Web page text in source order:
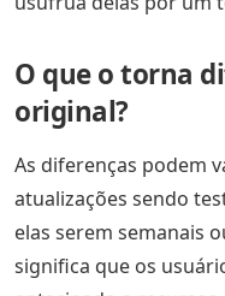
O que o torna
original?
As diferenças podem
atualizações sendo
elas serem semanais
significa que os